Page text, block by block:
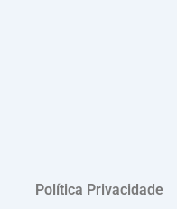
Política Privacidade